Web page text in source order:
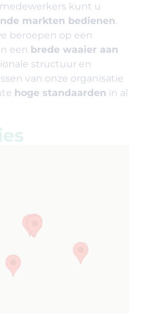
kunt u
markten bedienen.
beroepen op een
een brede waaier aan
structuur en
van onze organisatie
hoge standaarden in al